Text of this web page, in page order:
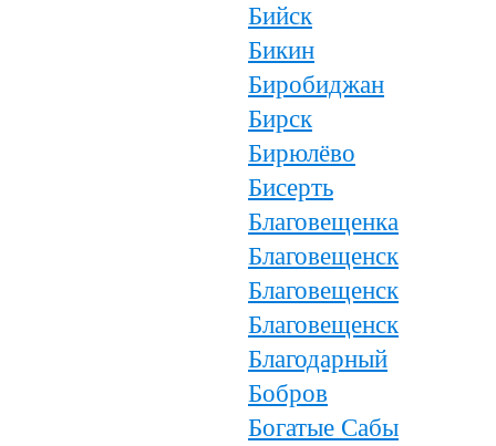
Бийск
Бикин
Биробиджан
Бирск
Бирюлёво
Бисерть
Благовещенка
Благовещенск
Благовещенск
Благовещенск
Благодарный
Бобров
Богатые Сабы